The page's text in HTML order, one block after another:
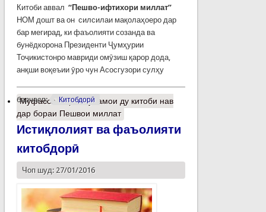
Китоби аввал “Пешво-ифтихори миллат”
НОМ дошт ва он силсилаи мақолаҳоеро дар
бар мегирад, ки фаъолияти созанда ва
бунёдкорона Президенти Ҷумҳурии
Тоҷикистонро мавриди омӯзиш қарор дода,
анқши воқеъии ӯро чун Асосгузори сулҳу
барчасп: Китобдорӣ
Муфассалтаро Рӯнамои ду китоби нав
дар бораи Пешвои миллат
Истиқлолият ва фаъолияти
китобдорӣ
Чоп шуд: 27/01/2016